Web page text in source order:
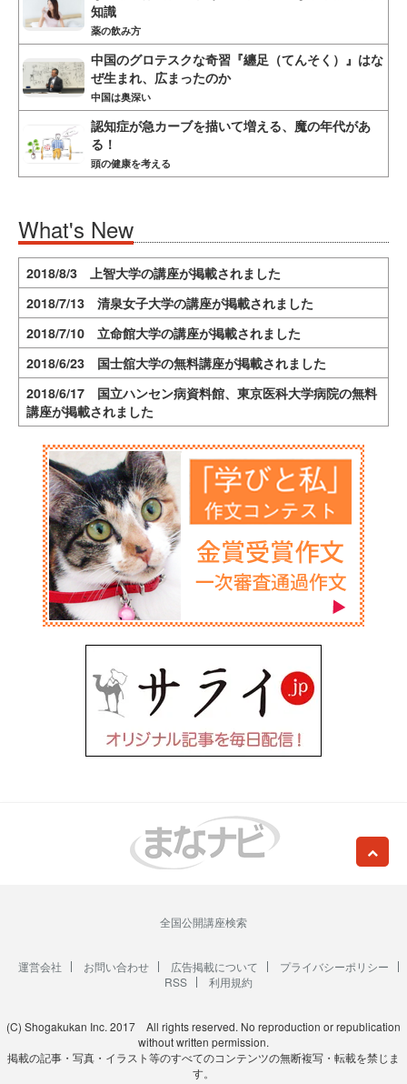
知識
薬の飲み方
中国のグロテスクな奇習『纏足（てんそく）』はな
ぜ生まれ、広まったのか
中国は奥深い
認知症が急カーブを描いて増える、魔の年代があ
る！
頭の健康を考える
What's New
2018/8/3 上智大学の講座が掲載されました
2018/7/13 清泉女子大学の講座が掲載されました
2018/7/10 立命館大学の講座が掲載されました
2018/6/23 国士舘大学の無料講座が掲載されました
2018/6/17 国立ハンセン病資料館、東京医科大学病院の無料
講座が掲載されました
全国公開講座検索
運営会社 お問い合わせ 広告掲載について
プライバシーポリシー
RSS
利用規約
(C) Shogakukan Inc. 2017 All rights reserved. No reproduction or republication
without written permission.
掲載の記事・写真・イラスト等のすべてのコンテンツの無断複写・転載を禁じま
す。